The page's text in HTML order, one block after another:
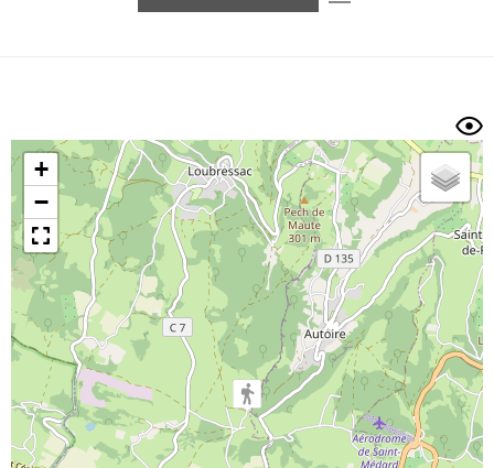
Longueur min/max
Trier par
Horodatage Photos
+
−